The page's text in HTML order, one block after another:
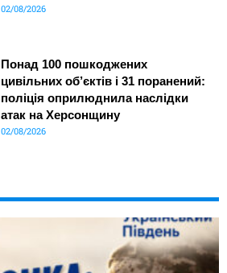
02/08/2026
Понад 100 пошкоджених
цивільних об’єктів і 31 поранений:
поліція оприлюднила наслідки
атак на Херсонщину
02/08/2026